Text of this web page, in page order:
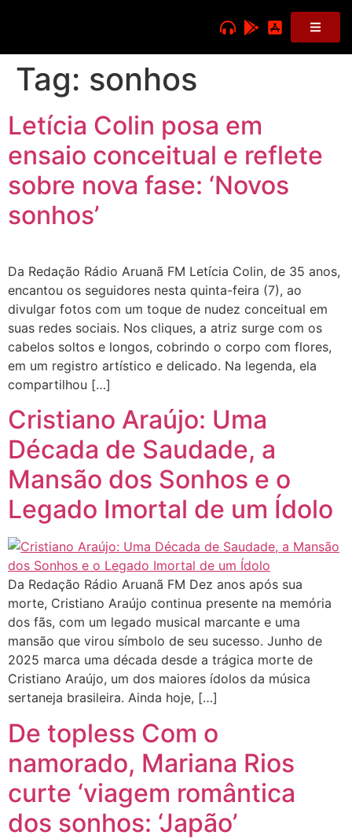
Tag: sonhos
Letícia Colin posa em
ensaio conceitual e reflete
sobre nova fase: ‘Novos
sonhos’
Da Redação Rádio Aruanã FM Letícia Colin, de 35 anos,
encantou os seguidores nesta quinta-feira (7), ao
divulgar fotos com um toque de nudez conceitual em
suas redes sociais. Nos cliques, a atriz surge com os
cabelos soltos e longos, cobrindo o corpo com flores,
em um registro artístico e delicado. Na legenda, ela
compartilhou […]
Cristiano Araújo: Uma
Década de Saudade, a
Mansão dos Sonhos e o
Legado Imortal de um Ídolo
Da Redação Rádio Aruanã FM Dez anos após sua
morte, Cristiano Araújo continua presente na memória
dos fãs, com um legado musical marcante e uma
mansão que virou símbolo de seu sucesso. Junho de
2025 marca uma década desde a trágica morte de
Cristiano Araújo, um dos maiores ídolos da música
sertaneja brasileira. Ainda hoje, […]
De topless Com o
namorado, Mariana Rios
curte ‘viagem romântica
dos sonhos: ‘Japão’